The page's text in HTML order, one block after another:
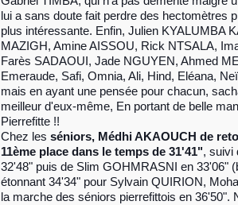
lui a sans doute fait perdre des hectomètres
plus intéressante. Enfin, Julien KYALUMBA
MAZIGH, Amine AISSOU, Rick NTSALA,
Farès SADAOUI, Jade NGUYEN, Ahmed
Emeraude, Safi, Omnia, Ali, Hind, Eléana,
mais en ayant une pensée pour chacun,
meilleur d'eux-même, En portant de belle
Pierrefitte !!
Chez les séniors, Médhi AKAOUCH de
11ème place dans le temps de 31'41", suivi
32'48" puis de Slim GOHMRASNI en 33'06"
étonnant 34'34" pour Sylvain QUIRION,
la marche des séniors pierrefittois en 36'50".